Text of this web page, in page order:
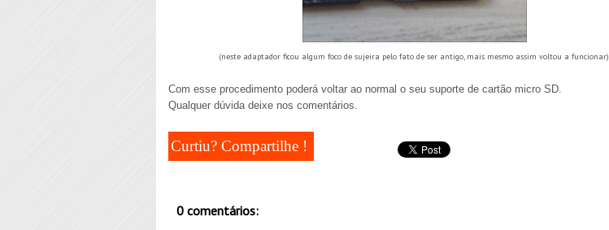
(neste adaptador ficou algum foco de sujeira pelo fato de ser antigo, mais mesmo assim voltou a funcionar)
Com esse procedimento poderá voltar ao normal o seu suporte de cartão micro SD.
Qualquer dúvida deixe nos comentários.
Curtiu? Compartilhe !
0 comentários: